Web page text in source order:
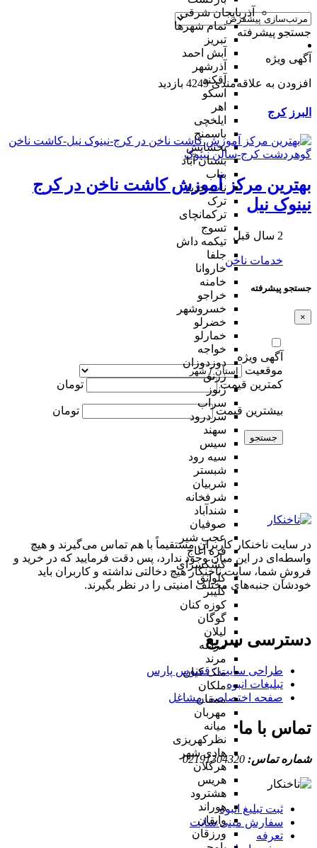
آذربایجان شرقی
تمام شهر‌ها
تبریز
آبش احمد
آذرشهر
آقکند
اسکو
اهر
ایلخچی
باسمنج
بخشایش
بستان آباد
بناب
ناب جدید
ترک
ترکمانچای
تسوج
تیکمه داش
جلفا
خاروانا
خامنه
خراجو
خسروشهر
خضرلو
خمارلو
خواجه
دوزدوزان
زرنق
زنوز
سراب
سردرود
سهند
سیس
سیه رود
شبستر
شربیان
شرفخانه
شندآباد
صوفیان
عجب شیر
قره آغاج
کشکسرای
کلوانق
کلیبر
کوزه کنان
گوگان
لیلان
مراغه
مرند
ملک کیان
ملکان
ممقان
مهربان
میانه
نظرکهریزی
هادی شهر
هرگلان
هریس
هشترود
هوراند
وایقان
ورزقان
جستجو پیشرفته
آگهی ویژه
افزودن به علاقه‌مندی 4249 بازدید
البرز کرج
بهترین مرکز آموزش کاشت ناخن در کرج
نینوک نیل
2 سال قبل
خدمات ناخن
جستجو پیشرفته
×
آگهی ویژه
موقعیت
کمترین قیمت
تومان
بیشترین قیمت تومان
جستجو
در سایت ناخنکار کاربران مستقیماً با هم تماس می‌گیرند و هیچ
واسطه‌ای در این میان وجود ندارد، پس دقت فرمایید که در خرید و
فروشِ شما، سایت ناخنکار هیچ دخالتی نداشته و کاربران باید
خودشان جنبه‌های مختلف امنیتی را در نظر بگیرند.
دسترسی سریع
طراحی سایت :‌ ققنوس پارس
تبلیغات انبوه
صفحه اختصاصی مشاغل
تماس با ما
شماره تماس: 02191304320
ثبت تبلیغ انبوه
سفارش مینی سایت
تعرفه